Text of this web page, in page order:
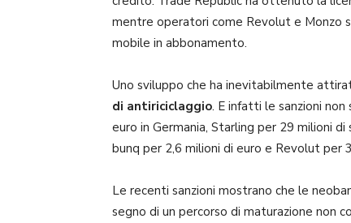
mentre operatori come Revolut e Monzo
mobile in abbonamento.
Uno sviluppo che ha inevitabilmente
di antiriciclaggio. E infatti le sanzioni
euro in Germania, Starling per 29 milioni
bunq per 2,6 milioni di euro e Revolut per
Le recenti sanzioni mostrano che le
segno di un percorso di maturazione non